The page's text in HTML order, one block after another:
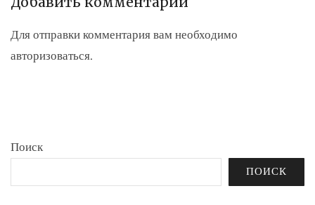
Для отправки комментария вам необходимо
авторизоваться.
Поиск
ПОИСК